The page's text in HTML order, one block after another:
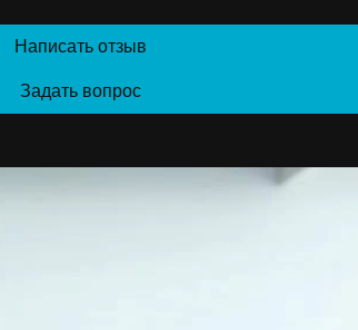
Написать отзыв
Задать вопрос